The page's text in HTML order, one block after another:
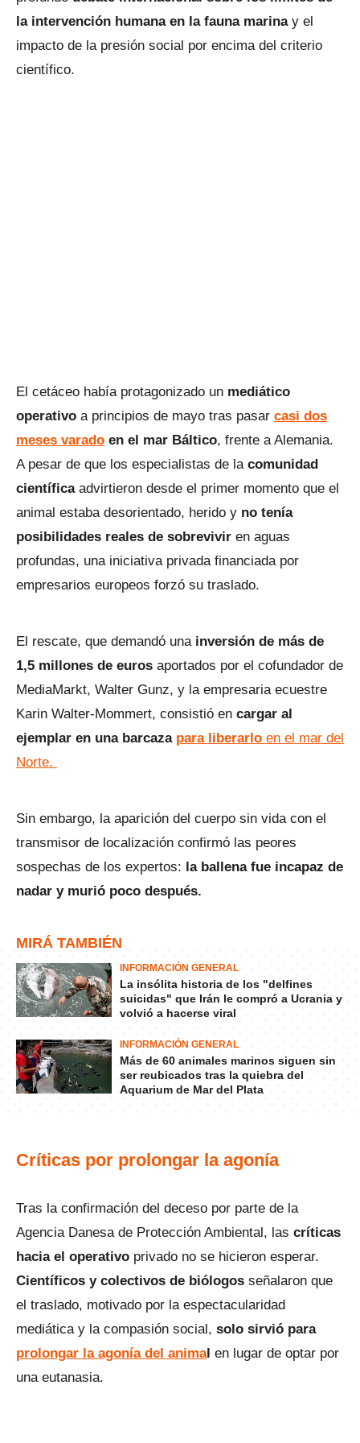
la intervención humana en la fauna marina y el
impacto de la presión social por encima del criterio
científico.
El cetáceo había protagonizado un mediático
operativo a principios de mayo tras pasar casi dos
meses varado en el mar Báltico, frente a Alemania.
A pesar de que los especialistas de la comunidad
científica advirtieron desde el primer momento que el
animal estaba desorientado, herido y no tenía
posibilidades reales de sobrevivir en aguas
profundas, una iniciativa privada financiada por
empresarios europeos forzó su traslado.
El rescate, que demandó una inversión de más de
1,5 millones de euros aportados por el cofundador de
MediaMarkt, Walter Gunz, y la empresaria ecuestre
Karin Walter-Mommert, consistió en cargar al
ejemplar en una barcaza para liberarlo en el mar del
Norte.
Sin embargo, la aparición del cuerpo sin vida con el
transmisor de localización confirmó las peores
sospechas de los expertos: la ballena fue incapaz de
nadar y murió poco después.
MIRÁ TAMBIÉN
INFORMACIÓN GENERAL
La insólita historia de los "delfines
suicidas" que Irán le compró a Ucrania y
volvió a hacerse viral
INFORMACIÓN GENERAL
Más de 60 animales marinos siguen sin
ser reubicados tras la quiebra del
Aquarium de Mar del Plata
Críticas por prolongar la agonía
Tras la confirmación del deceso por parte de la
Agencia Danesa de Protección Ambiental, las críticas
hacia el operativo privado no se hicieron esperar.
Científicos y colectivos de biólogos señalaron que
el traslado, motivado por la espectacularidad
mediática y la compasión social, solo sirvió para
prolongar la agonía del animal en lugar de optar por
una eutanasia.